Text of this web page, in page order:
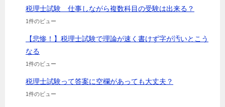
税理士試験 仕事しながら複数科目の受験は出来る？
1件のビュー
【悲惨！】税理士試験で理論が速く書けず字が汚いとこう
なる
1件のビュー
税理士試験って答案に空欄があっても大丈夫？
1件のビュー